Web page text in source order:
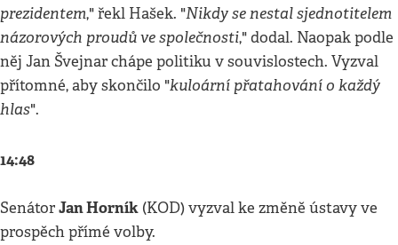
prezidentem," řekl Hašek. "Nikdy se nestal sjednotitelem
názorových proudů ve společnosti," dodal. Naopak podle
něj Jan Švejnar chápe politiku v souvislostech. Vyzval
přítomné, aby skončilo "kuloární přatahování o každý
hlas".
14:48
SenátorJan Horník (KOD) vyzval ke změně ústavy ve
prospěch přímé volby.